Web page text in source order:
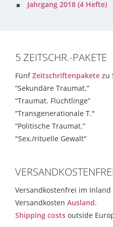
Jahrgang 2018 (4 Hefte)
5 ZEITSCHR.-PAKETE
FünfZeitschriftenpakete zu
“Sekundäre Traumat.”
“Traumat. Flüchtlinge”
“Transgenerationale T."
“Politische Traumat.”
"Sex./rituelle Gewalt"
Versandkostenfrei im Inland
Versandkosten Ausland.
Shipping costs outside